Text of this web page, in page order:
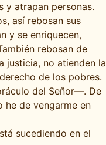
y atrapan personas.
así rebosan sus
y se enriquecen,
rebosan de
justicia, no atienden la
de los pobres.
del Señor—. De
he de vengarme en
sucediendo en el